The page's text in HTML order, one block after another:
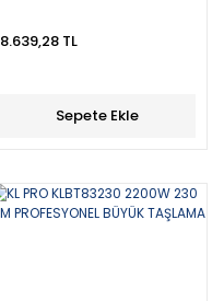
8.639,28 TL
Sepete Ekle